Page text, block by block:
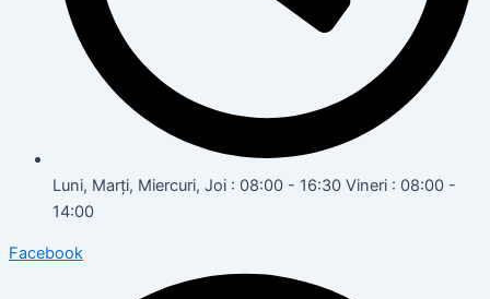
Luni, Marți, Miercuri, Joi : 08:00 - 16:30 Vineri : 08:00 -
14:00
Facebook